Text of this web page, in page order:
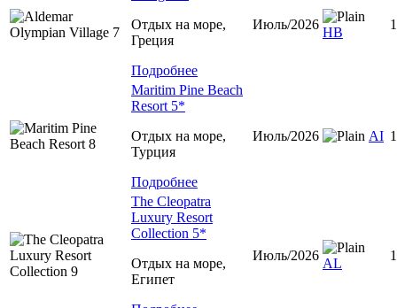
Отдых на море,
Греция
Подробнее
Июль/2026
НВ
1
Maritim Pine Beach
Resort 5*
Отдых на море,
Турция
Подробнее
Июль/2026 АІ 1
The Cleopatra
Luxury Resort
Collection 5*
Отдых на море,
Египет
Июль/2026
AL
1